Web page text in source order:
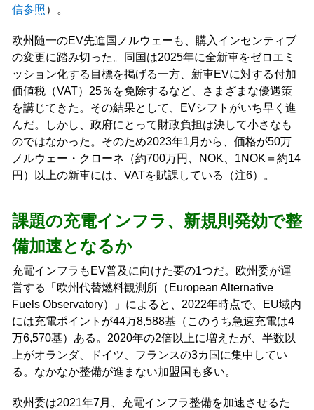
信参照）。
欧州随一のEV先進国ノルウェーも、購入インセンティブ
の変更に踏み切った。同国は2025年に全新車をゼロエミ
ッション化する目標を掲げる一方、新車EVに対する付加
価値税（VAT）25％を免除するなど、さまざまな優遇策
を講じてきた。その結果として、EVシフトがいち早く進
んだ。しかし、政府にとって財政負担は決して小さなも
のではなかった。そのため2023年1月から、価格が50万
ノルウェー・クローネ（約700万円、NOK、1NOK＝約14
円）以上の新車には、VATを賦課している（注6）。
課題の充電インフラ、新規則発効で整
備加速となるか
充電インフラもEV普及に向けた要の1つだ。欧州委が運
営する「欧州代替燃料観測所（European Alternative
Fuels Observatory）」によると、2022年時点で、EU域内
には充電ポイントが44万8,588基（このうち急速充電は4
万6,570基）ある。2020年の2倍以上に増えたが、半数以
上がオランダ、ドイツ、フランスの3カ国に集中してい
る。なかなか整備が進まない加盟国も多い。
欧州委は2021年7月、充電インフラ整備を加速させるた